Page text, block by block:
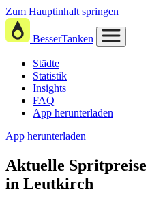
Zum Hauptinhalt springen
BesserTanken
Städte
Statistik
Insights
FAQ
App herunterladen
App herunterladen
Aktuelle Spritpreise
in Leutkirch